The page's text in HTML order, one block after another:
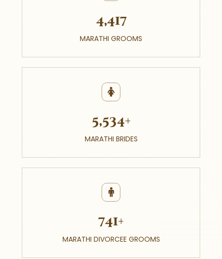
4,417
MARATHI GROOMS
5,534+
MARATHI BRIDES
741+
MARATHI DIVORCEE GROOMS